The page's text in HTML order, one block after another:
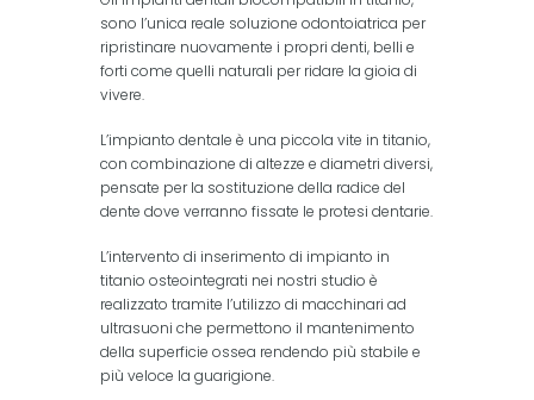
sono l’unica reale soluzione odontoiatrica per
ripristinare nuovamente i propri denti, belli e
forti come quelli naturali per ridare la gioia di
vivere.
L’impianto dentale è una piccola vite in titanio,
con combinazione di altezze e diametri diversi,
pensate per la sostituzione della radice del
dente dove verranno fissate le protesi dentarie.
L’intervento di inserimento di impianto in
titanio osteointegrati nei nostri studio è
realizzato tramite l’utilizzo di macchinari ad
ultrasuoni che permettono il mantenimento
della superficie ossea rendendo più stabile e
più veloce la guarigione.